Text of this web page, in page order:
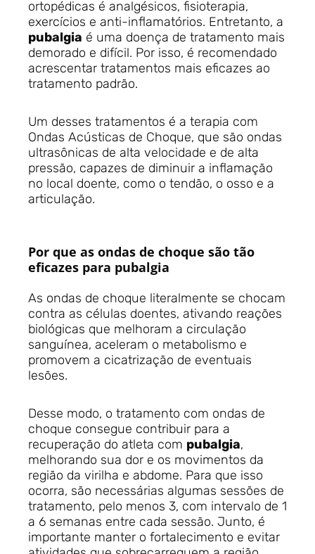
ortopédicas é analgésicos, fisioterapia,
exercícios e anti-inflamatórios. Entretanto, a
pubalgia é uma doença de tratamento mais
demorado e difícil. Por isso, é recomendado
acrescentar tratamentos mais eficazes ao
tratamento padrão.
Um desses tratamentos é a terapia com
Ondas Acústicas de Choque, que são ondas
ultrasônicas de alta velocidade e de alta
pressão, capazes de diminuir a inflamação
no local doente, como o tendão, o osso e a
articulação.
Por que as ondas de choque são tão
eficazes para pubalgia
As ondas de choque literalmente se chocam
contra as células doentes, ativando reações
biológicas que melhoram a circulação
sanguínea, aceleram o metabolismo e
promovem a cicatrização de eventuais
lesões.
Desse modo, o tratamento com ondas de
choque consegue contribuir para a
recuperação do atleta com pubalgia,
melhorando sua dor e os movimentos da
região da virilha e abdome. Para que isso
ocorra, são necessárias algumas sessões de
tratamento, pelo menos 3, com intervalo de 1
a 6 semanas entre cada sessão. Junto, é
importante manter o fortalecimento e evitar